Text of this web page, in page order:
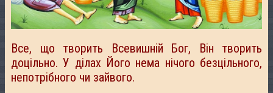
Все, що творить Всевишній Бог, Він творить
доцільно. У ділах Його нема нічого безцільного,
непотрібного чи зайвого.